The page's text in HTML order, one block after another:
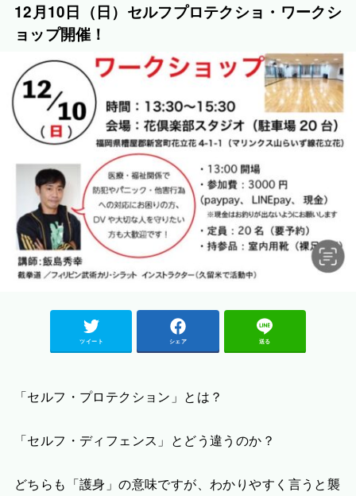
12月10日（日）セルフプロテクショ・ワークシ
ョップ開催！
ツイート シェア 送る
「セルフ・プロテクション」とは？
「セルフ・ディフェンス」とどう違うのか？
どちらも「護身」の意味ですが、わかりやすく言うと襲